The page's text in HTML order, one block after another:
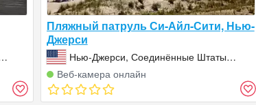
Пляжный патруль Си-Айл-Сити, Нью-
Джерси
Нью-Джерси, Соединённые Штаты
Америки (США)
Веб‑камера онлайн